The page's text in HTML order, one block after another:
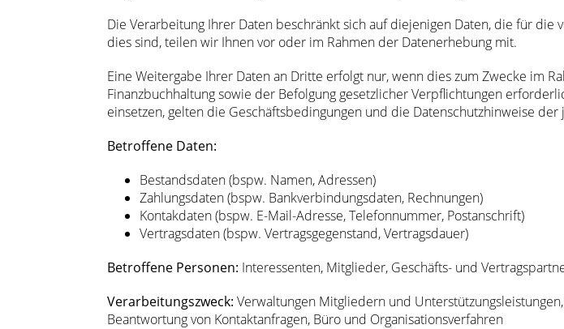
Die Verarbeitung Ihrer Daten beschränkt sich auf diejenigen Daten, die für
dies sind, teilen wir Ihnen vor oder im Rahmen der Datenerhebung mit.
Eine Weitergabe Ihrer Daten an Dritte erfolgt nur, wenn dies zum Zwecke im
Finanzbuchhaltung sowie der Befolgung gesetzlicher Verpflichtungen
einsetzen, gelten die Geschäftsbedingungen und die Datenschutzhinweise
Betroffene Daten:
Bestandsdaten (bspw. Namen, Adressen)
Zahlungsdaten (bspw. Bankverbindungsdaten, Rechnungen)
Kontakdaten (bspw. E-Mail-Adresse, Telefonnummer, Postanschrift)
Vertragsdaten (bspw. Vertragsgegenstand, Vertragsdauer)
Betroffene Personen: Interessenten, Mitglieder, Geschäfts- und
Verarbeitungszweck: Verwaltungen Mitgliedern und
Beantwortung von Kontaktanfragen, Büro und Organisationsverfahren